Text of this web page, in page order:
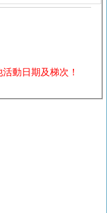
動日期及梯次！